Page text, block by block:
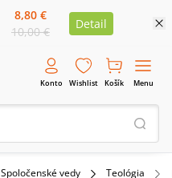
8,80 €
10,00 €
Detail
Konto Wishlist Košík Menu
Spoločenské vedy Teológia